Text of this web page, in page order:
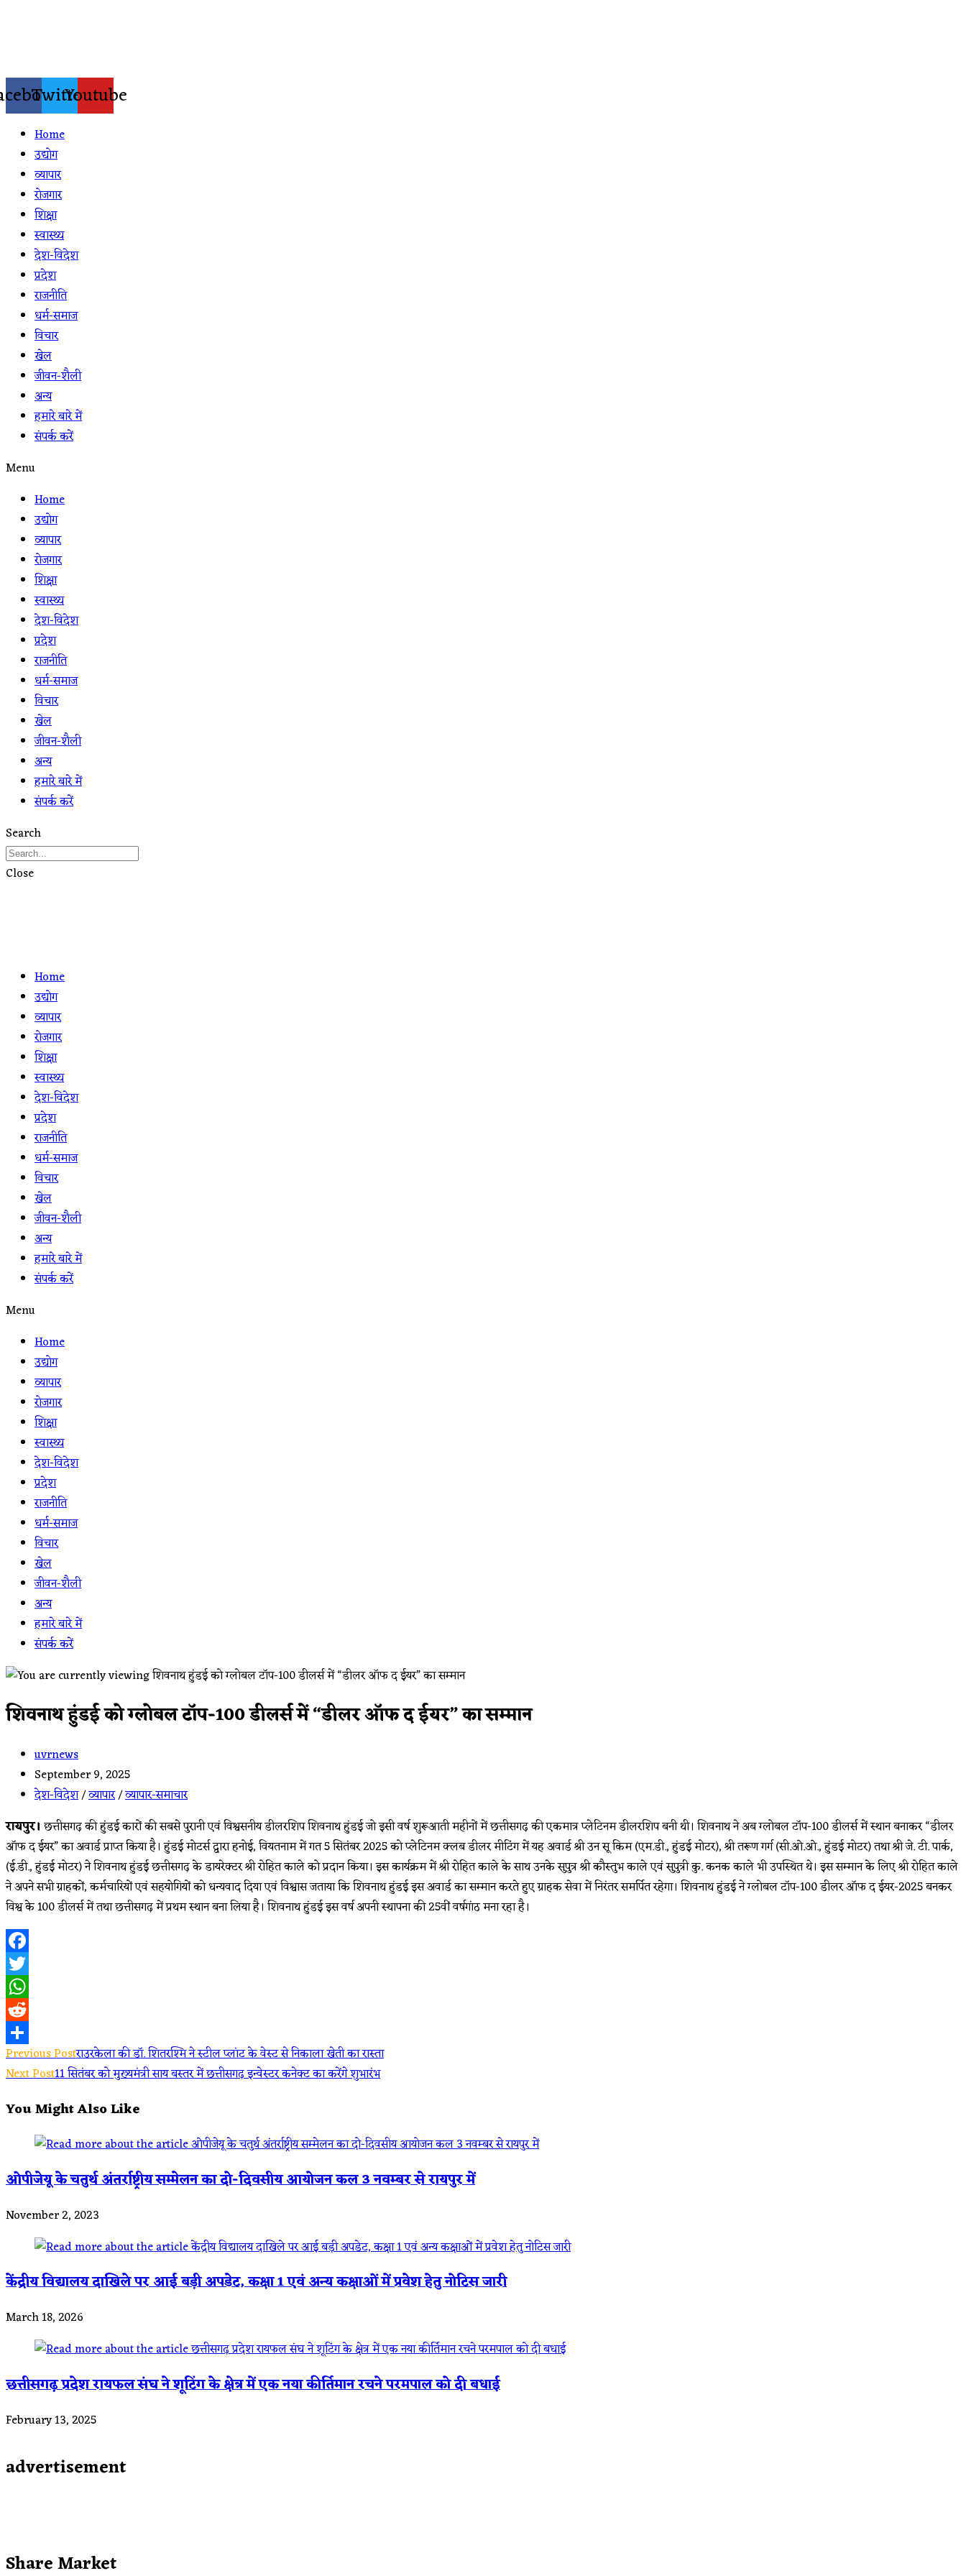
TwitterYoutube
Home
उद्योग
व्यापार
रोजगार
शिक्षा
स्वास्थ्य
देश-विदेश
प्रदेश
राजनीति
धर्म-समाज
विचार
खेल
जीवन-शैली
अन्य
हमारे बारे में
संपर्क करें
Menu
Home
उद्योग
व्यापार
रोजगार
शिक्षा
स्वास्थ्य
देश-विदेश
प्रदेश
राजनीति
धर्म-समाज
विचार
खेल
जीवन-शैली
अन्य
हमारे बारे में
संपर्क करें
Search
Close
Home
उद्योग
व्यापार
रोजगार
शिक्षा
स्वास्थ्य
देश-विदेश
प्रदेश
राजनीति
धर्म-समाज
विचार
खेल
जीवन-शैली
अन्य
हमारे बारे में
संपर्क करें
Menu
Home
उद्योग
व्यापार
रोजगार
शिक्षा
स्वास्थ्य
देश-विदेश
प्रदेश
राजनीति
धर्म-समाज
विचार
खेल
जीवन-शैली
अन्य
हमारे बारे में
संपर्क करें
शिवनाथ हुंडई को ग्लोबल टॉप-100 डीलर्स में “डीलर ऑफ द ईयर” का सम्मान
Post
author:
uvrnews
Post
published:
September 9, 2025
Post
category:
देश-विदेश/व्यापार/व्यापार-समाचार
रायपुर।छत्तीसगढ़ की हुंडई कारों की सबसे पुरानी एवं विश्वसनीय डीलरशिप शिवनाथ हुंडई जो इसी वर्ष शुरूआती महीनों में छत्तीसगढ़ की एकमात्र प्लेटिनम डीलरशिप बनी थी। शिवनाथ ने अब ग्लोबल टॉप-100 डीलर्स में स्थान बनाकर “डीलर
ऑफ द ईयर” का अवार्ड प्राप्त किया है। हुंडई मोटर्स द्वारा हनोई, वियतनाम में गत 5 सितंबर 2025 को प्लेटिनम क्लब डीलर मीटिंग में यह अवार्ड श्री उन सू किम (एम.डी., हुंडई मोटर), श्री तरूण गर्ग (सी.ओ.ओ., हुंडई मोटर) तथा श्री जे. टी. पार्क,
(ई.डी., हुंडई मोटर) ने शिवनाथ हुंडई छत्तीसगढ़ के डायरेक्टर श्री रोहित काले को प्रदान किया। इस कार्यक्रम में श्री रोहित काले के साथ उनके सुपुत्र श्री कौस्तुभ काले एवं सुपुत्री कु. कनक काले भी उपस्थित थे। इस सम्मान के लिए श्री रोहित काले
ने अपने सभी ग्राहकों, कर्मचारियों एवं सहयोगियों को धन्यवाद दिया एवं विश्वास जताया कि शिवनाथ हुंडई इस अवार्ड का सम्मान करते हुए ग्राहक सेवा में निरंतर समर्पित रहेगा। शिवनाथ हुंडई ने ग्लोबल टॉप-100 डीलर ऑफ द ईयर-2025 बनकर
विश्व के 100 डीलर्स में तथा छत्तीसगढ़ में प्रथम स्थान बना लिया है। शिवनाथ हुंडई इस वर्ष अपनी स्थापना की 25वीं वर्षगांठ मना रहा है।
Facebook
Twitter
WhatsApp
Reddit
Share
Read
more
articles
Previous Postराउरकेला की डॉ. शितरश्मि ने स्टील प्लांट के वेस्ट से निकाला खेती का रास्ता
Next Post11 सितंबर को मुख्यमंत्री साय बस्तर में छत्तीसगढ़ इन्वेस्टर कनेक्ट का करेंगे शुभारंभ
You Might Also Like
ओपीजेयू के चतुर्थ अंतर्राष्ट्रीय सम्मेलन का दो-दिवसीय आयोजन कल 3 नवम्बर से रायपुर में
November 2, 2023
केंद्रीय विद्यालय दाखिले पर आई बड़ी अपडेट, कक्षा 1 एवं अन्य कक्षाओं में प्रवेश हेतु नोटिस जारी
March 18, 2026
छत्तीसगढ़ प्रदेश रायफल संघ ने शूटिंग के क्षेत्र में एक नया कीर्तिमान रचने परमपाल को दी बधाई
February 13, 2025
advertisement
Share Market